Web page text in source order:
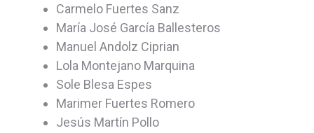
Carmelo Fuertes Sanz
María José García Ballesteros
Manuel Andolz Ciprian
Lola Montejano Marquina
Sole Blesa Espes
Marimer Fuertes Romero
Jesús Martín Pollo